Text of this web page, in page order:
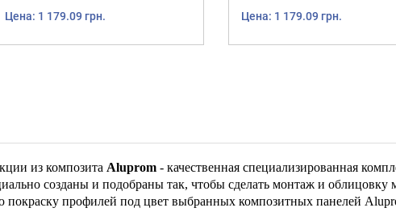
Цена: 1 179.09 грн. Цена: 1 179.09 грн.
из композита Aluprom - качественная специализированная
созданы и подобраны так, чтобы сделать монтаж и облицовку
покраску профилей под цвет выбранных композитных панелей